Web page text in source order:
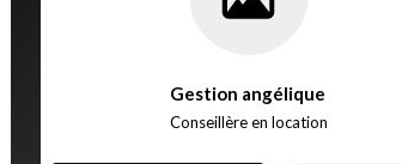
Gestion angélique
Conseillère en location